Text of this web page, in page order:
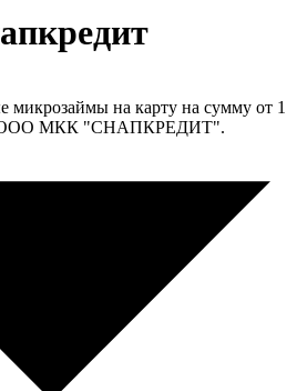
микрозаймы на карту на сумму от 1
ООО МКК "СНАПКРЕДИТ".